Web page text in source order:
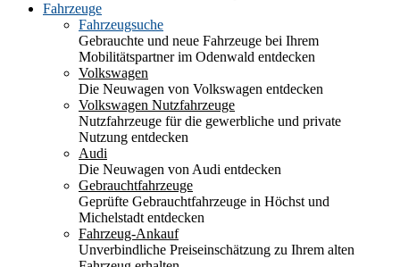
Fahrzeuge
Fahrzeugsuche
Gebrauchte und neue Fahrzeuge bei Ihrem
Mobilitätspartner im Odenwald entdecken
Volkswagen
Die Neuwagen von Volkswagen entdecken
Volkswagen Nutzfahrzeuge
Nutzfahrzeuge für die gewerbliche und private
Nutzung entdecken
Audi
Die Neuwagen von Audi entdecken
Gebrauchtfahrzeuge
Geprüfte Gebrauchtfahrzeuge in Höchst und
Michelstadt entdecken
Fahrzeug-Ankauf
Unverbindliche Preiseinschätzung zu Ihrem alten